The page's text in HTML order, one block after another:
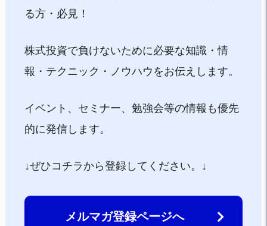
る方・必見！
株式投資で負けないために必要な知識・情
報・テクニック・ノウハウをお伝えします。
イベント、セミナー、勉強会等の情報も優先
的に発信します。
↓ぜひコチラから登録してください。↓
メルマガ登録ページへ